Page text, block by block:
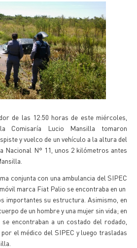
de las 12:50 horas de este miércoles,
Comisaría Lucio Mansilla tomaron
y vuelco de un vehículo a la altura del
Nacional N° 11, unos 2 kilómetros antes
conjunta con una ambulancia del SIPEC
marca Fiat Palio se encontraba en un
importantes su estructura. Asimismo, en
de un hombre y una mujer sin vida; en
encontraban a un costado del rodado,
el médico del SIPEC y luego trasladas